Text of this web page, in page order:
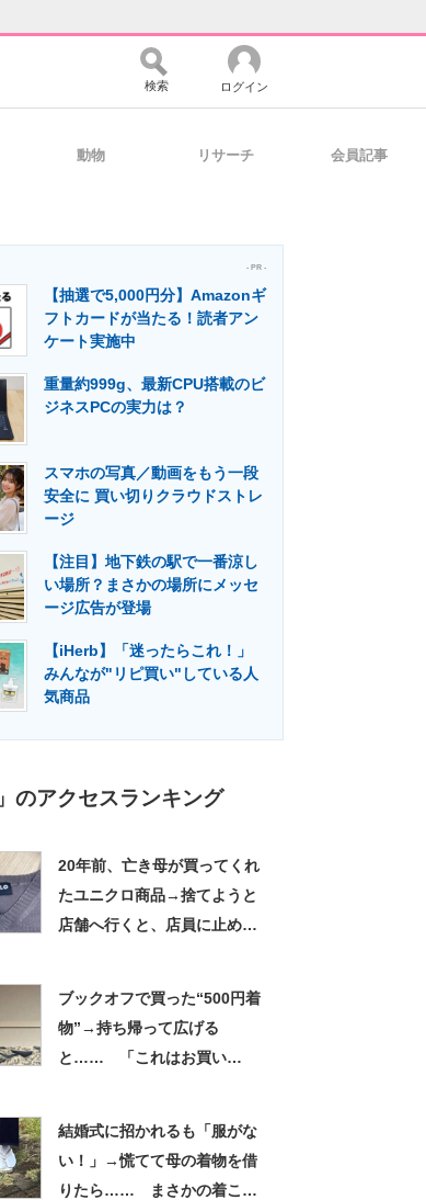
マーケ×ITの今がよく分かる
建設×テクノロジーの最前線
検索 ログイン
動物 リサーチ 会員記事
- PR -
【抽選で5,000円分】Amazonギ
フトカードが当たる！読者アン
ケート実施中
重量約999g、最新CPU搭載のビ
ジネスPCの実力は？
スマホの写真／動画をもう一段
安全に 買い切りクラウドストレ
ージ
【注目】地下鉄の駅で一番涼し
い場所？まさかの場所にメッセ
ージ広告が登場
【iHerb】「迷ったらこれ！」
みんなが"リピ買い"している人
気商品
のアクセスランキング
20年前、亡き母が買ってくれ
たユニクロ商品→捨てようと
店舗へ行くと、店員に止めら
ブックオフで買った“500円着
物”→持ち帰って広げる
と…… 「これはお買い
結婚式に招かれるも「服がな
い！」→慌てて母の着物を借
りたら…… まさかの着こな